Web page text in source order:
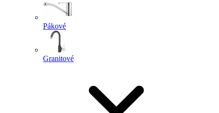
Pákové
Granitové